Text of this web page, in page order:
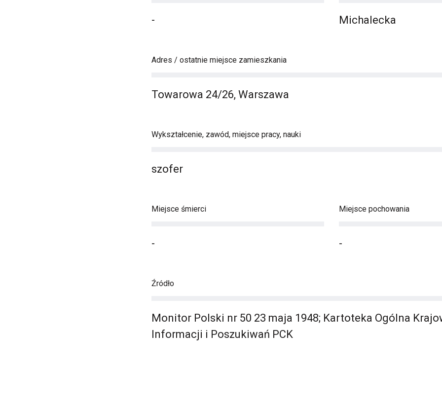
- Michalecka
Adres / ostatnie miejsce zamieszkania
Towarowa 24/26, Warszawa
Wykształcenie, zawód, miejsce pracy, nauki
szofer
Miejsce śmierci
-
Miejsce pochowania
-
Źródło
Monitor Polski nr 50 23 maja 1948; Kartoteka Ogólna
Informacji i Poszukiwań PCK